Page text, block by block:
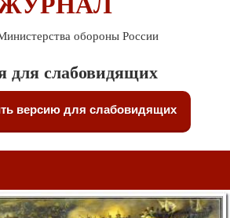
обороны России
для слабовидящих
версию для слабовидящих